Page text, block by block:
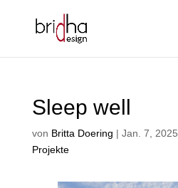
Sleep well
von Britta Doering | Jan. 7, 2025
Projekte